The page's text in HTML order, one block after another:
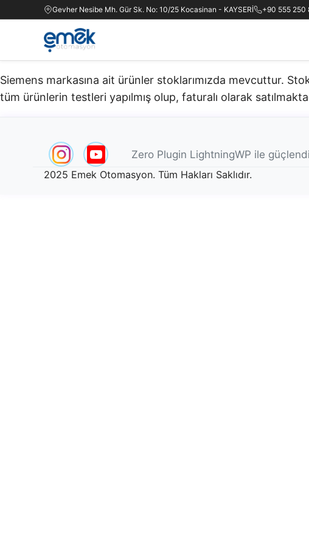
Gevher Nesibe Mh. Gür Sk. No: 10/25 Kocasinan - KAYSERİ +90 555 250
Siemens markasına ait ürünler stoklarımızda mevcuttur.
tüm ürünlerin testleri yapılmış olup, faturalı olarak
Zero Plugin LightningWP ile
2025 Emek Otomasyon. Tüm Hakları Saklıdır.